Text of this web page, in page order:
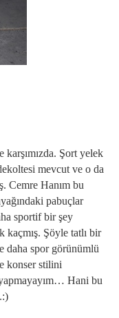
Şort yelek
mevcut ve o da
Cemre Hanım bu
pabuçlar
sportif bir şey
kaçmış. Şöyle tatlı bir
daha spor görünümlü
konser stilini
Hani bu